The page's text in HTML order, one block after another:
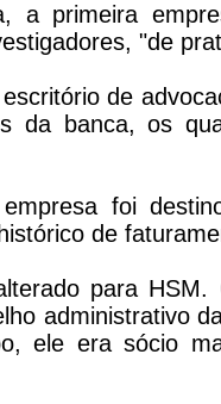
a primeira
"de
de
da banca, os
foi
de
para
administrativo
ele era sócio